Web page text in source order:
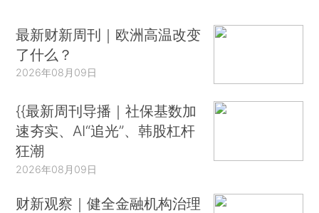
最新财新周刊｜欧洲高温改变
了什么？
2026年08月09日
{{最新周刊导播｜社保基数加
速夯实、AI“追光”、韩股杠杆
狂潮
2026年08月09日
财新观察｜健全金融机构治理